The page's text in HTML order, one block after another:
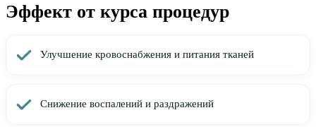
Эффект от курса процедур
Улучшение кровоснабжения и питания тканей
Снижение воспалений и раздражений